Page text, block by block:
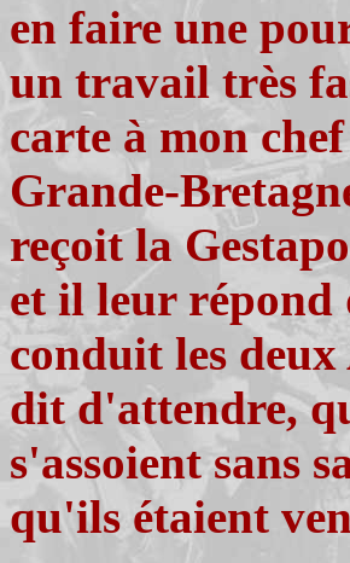
en faire une
un travail très
carte à mon
Grande-
reçoit la
et il leur répond
conduit les
dit d'attendre,
s'assoient sans
qu'ils étaient